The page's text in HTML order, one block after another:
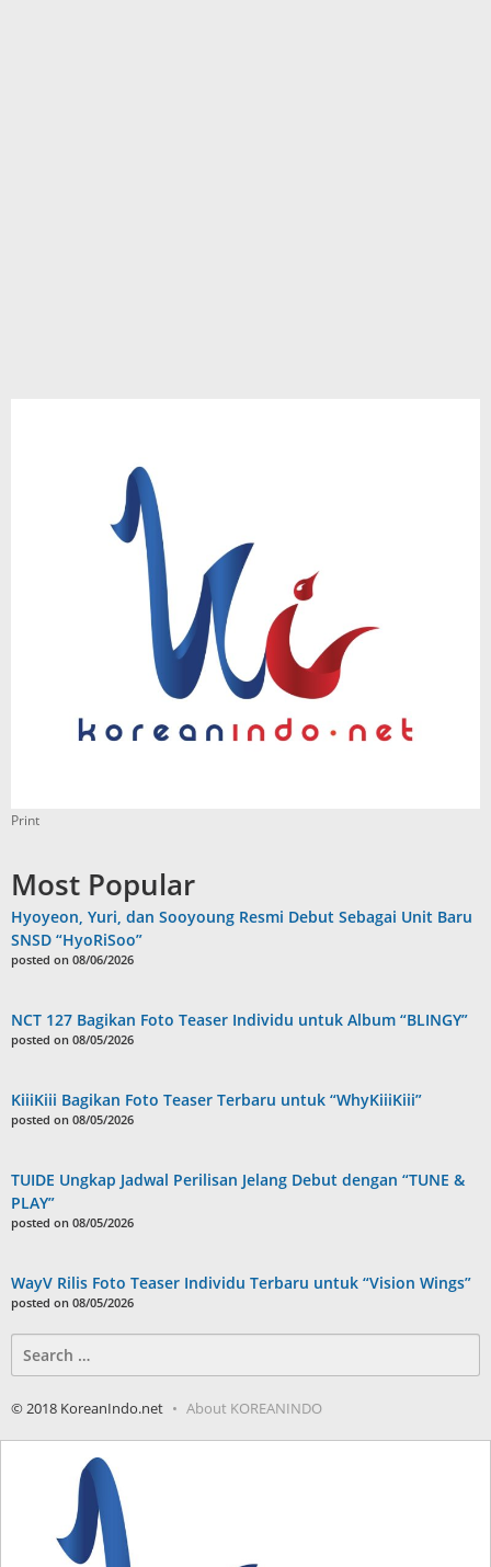
Print
Most Popular
Hyoyeon, Yuri, dan Sooyoung Resmi Debut Sebagai Unit Baru
SNSD “HyoRiSoo”
posted on 08/06/2026
NCT 127 Bagikan Foto Teaser Individu untuk Album “BLINGY”
posted on 08/05/2026
KiiiKiii Bagikan Foto Teaser Terbaru untuk “WhyKiiiKiii”
posted on 08/05/2026
TUIDE Ungkap Jadwal Perilisan Jelang Debut dengan “TUNE &
PLAY”
posted on 08/05/2026
WayV Rilis Foto Teaser Individu Terbaru untuk “Vision Wings”
posted on 08/05/2026
for:
© 2018 KoreanIndo.net About KOREANINDO